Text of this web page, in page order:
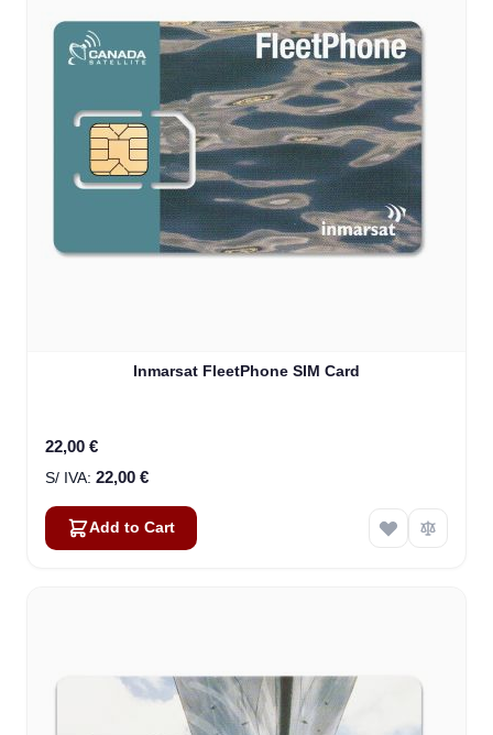
Inmarsat FleetPhone SIM Card
22,00 €
22,00 €
Add to Cart